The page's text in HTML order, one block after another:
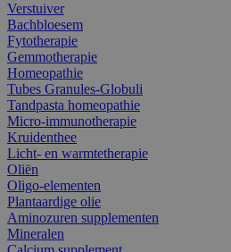
Verstuiver
Bachbloesem
Fytotherapie
Gemmotherapie
Homeopathie
Tubes Granules-Globuli
Tandpasta homeopathie
Micro-immunotherapie
Kruidenthee
Licht- en warmtetherapie
Oliën
Oligo-elementen
Plantaardige olie
Aminozuren supplementen
Mineralen